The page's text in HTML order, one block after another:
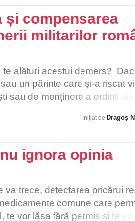
și compensarea
militarilor
te alături acestui demers?
un părinte care și-a riscat
sau de menținere a ordinii, ai
Mii de militari, polițiști și
să fie informați despre
de leucemie, cancer, afecțiuni
circulator și limfatic, iar statul
ca fiind una profesională.
deja lupta cu aceste
sprijin. În timp ce alte țări
Inițiat de Dragoș
ignora opinia
va trece, detectarea oricărui
comune care
te vor lăsa fără permis și te vor